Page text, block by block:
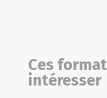
Ces
intéresser